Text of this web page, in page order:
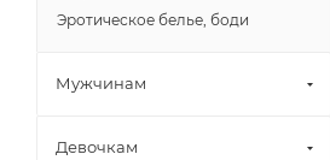
Эротическое белье, боди
Мужчинам
Девочкам